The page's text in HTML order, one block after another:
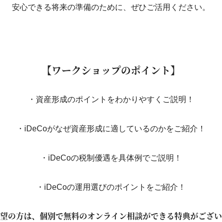
安心できる将来の準備のために、ぜひご活用ください。
【ワークショップのポイント】
・資産形成のポイントをわかりやすくご説明！
・iDeCoがなぜ資産形成に適しているのかをご紹介！
・iDeCoの税制優遇を具体例でご説明！
・iDeCoの運用選びのポイントをご紹介！
の方は、個別で無料のオンライン相談ができる特典がござ